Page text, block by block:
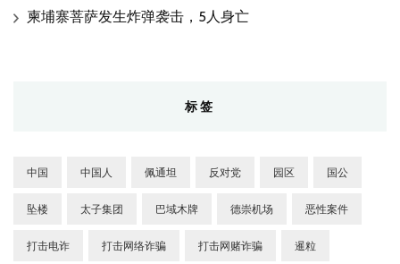
柬埔寨菩萨发生炸弹袭击，5人身亡
标签
中国 中国人 佩通坦 反对党 园区 国公
坠楼 太子集团 巴域木牌 德崇机场 恶性案件
打击电诈 打击网络诈骗 打击网赌诈骗 暹粒